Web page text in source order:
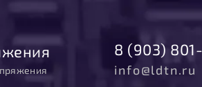
8 (903)
info@ldtn.ru